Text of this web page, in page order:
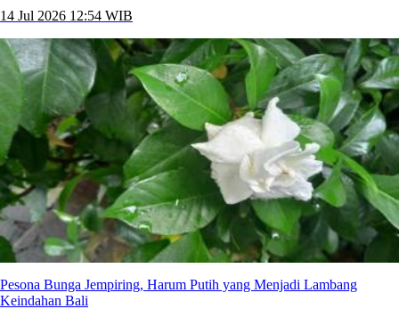
14 Jul 2026 12:54 WIB
Pesona Bunga Jempiring, Harum Putih yang Menjadi Lambang
Keindahan Bali